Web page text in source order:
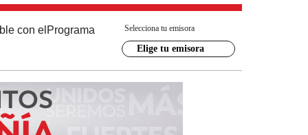
con el Programa Selecciona tu emisora
Elige tu emisora